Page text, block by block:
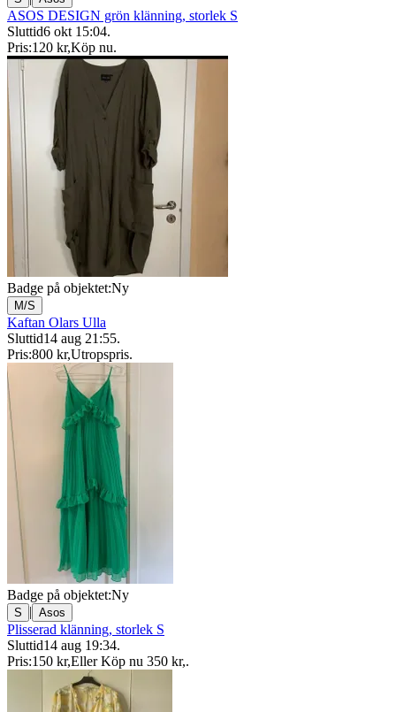
ASOS DESIGN grön klänning, storlek S
Sluttid6 okt 15:04.
Pris:120 kr,Köp nu.
Badge på objektet:Ny
M/S
Kaftan Olars Ulla
Sluttid14 aug 21:55.
Pris:800 kr,Utropspris.
Badge på objektet:Ny
S | Asos
Plisserad klänning, storlek S
Sluttid14 aug 19:34.
Pris:150 kr,Eller Köp nu 350 kr,.